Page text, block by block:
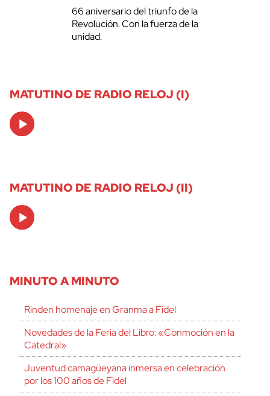
66 aniversario del triunfo de la
Revolución. Con la fuerza de la
unidad.
MATUTINO DE RADIO RELOJ (I)
Audio
Player
MATUTINO DE RADIO RELOJ (II)
Audio
Player
MINUTO A MINUTO
Rinden homenaje en Granma a Fidel
Novedades de la Feria del Libro: «Conmoción en la
Catedral»
Juventud camagüeyana inmersa en celebración
por los 100 años de Fidel